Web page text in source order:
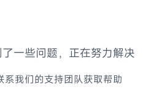
一些问题，正在努力解决
系我们的支持团队获取帮助